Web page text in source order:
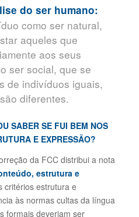
do ser humano:
como ser natural,
aqueles que
aos seus
ser social, que se
de indivíduos iguais,
diferentes.
SABER SE FUI BEM NOS
E EXPRESSÃO?
da FCC distribui a nota
estrutura e
critérios estrutura e
às normas cultas da língua
formais deveriam ser